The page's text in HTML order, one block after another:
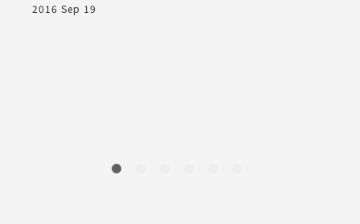
2016 Sep 19